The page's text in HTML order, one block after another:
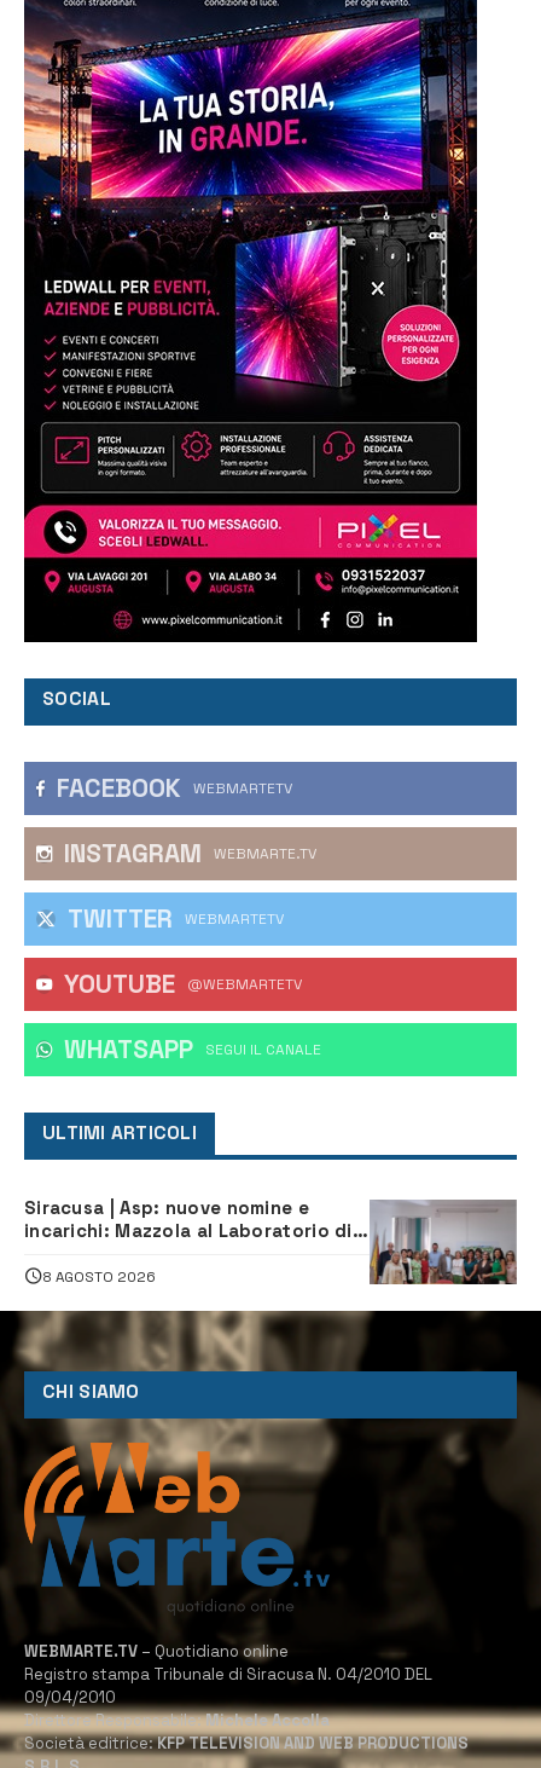
SOCIAL
FACEBOOK WEBMARTETV
INSTAGRAM WEBMARTE.TV
TWITTER WEBMARTETV
YOUTUBE @WEBMARTETV
WHATSAPP ‎SEGUI IL CANALE
ULTIMI ARTICOLI
Siracusa | Asp: nuove nomine e
incarichi: Mazzola al Laboratorio di
Servizio Legale
8 AGOSTO 2026
CHI SIAMO
WEBMARTE.TV – Quotidiano online
Registro stampa Tribunale di Siracusa N. 04/2010 DEL
09/04/2010
Direttore Responsabile:Michele Accolla
Società editrice:KFP TELEVISION AND WEB PRODUCTIONS